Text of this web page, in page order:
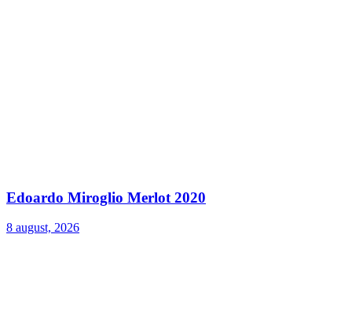
Edoardo Miroglio Merlot 2020
8 august, 2026